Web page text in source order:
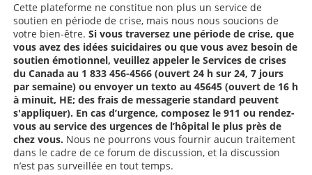
Cette plateforme ne constitue non plus un service de
soutien en période de crise, mais nous nous soucions de
votre bien-être.Si vous traversez une période de crise, que
vous avez des idées suicidaires ou que vous avez besoin de
soutien émotionnel, veuillez appeler le Services de crises
du Canada au 1 833 456-4566(ouvert 24 h sur 24, 7 jours
par semaine) ou envoyer un texto au45645 (ouvert de 16 h
à minuit, HE; des frais de messagerie standard peuvent
s'appliquer). En cas d’urgence, composez le 911 ou rendez-
vous au service des urgences de l’hôpital le plus près de
chez vous. Nous ne pourrons vous fournir aucun traitement
dans le cadre de ce forum de discussion, et la discussion
n’est pas surveillée en tout temps.